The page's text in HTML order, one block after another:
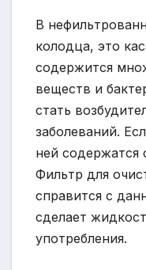
В
колодца, это
содержится
веществ и
стать
заболеваний.
ней содержатся
Фильтр для
справится с
сделает
употребления.